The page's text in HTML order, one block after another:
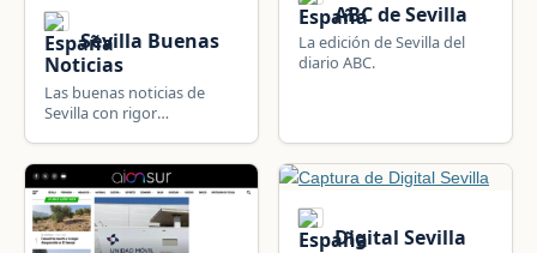
Sevilla Buenas
Noticias
Las buenas noticias de
Sevilla con rigor
ABC de Sevilla
La edición de Sevilla del
diario ABC.
Digital Sevilla